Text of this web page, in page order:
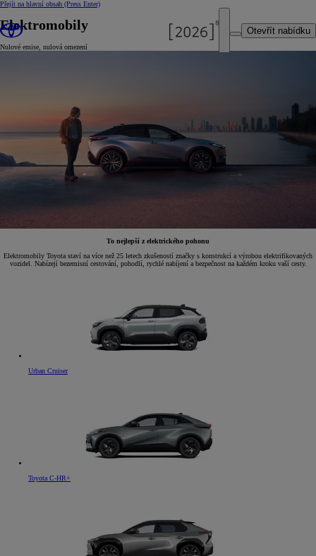
Přejít na hlavní obsah (Press Enter)
Otevřít nabídku
Elektromobily
Nulové emise, nulová omezení
To nejlepší z elektrického pohonu
Elektromobily Toyota staví na více než 25 letech zkušeností značky s konstrukcí a výrobou elektrifikovaných
vozidel. Nabízejí bezemisní cestování, pohodlí, rychlé nabíjení a bezpečnost na každém kroku vaší cesty.
Urban Cruiser
Toyota C-HR+